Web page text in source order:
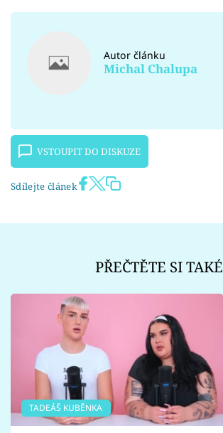
Autor článku
Michal Chalupa
VSTOUPIT DO DISKUZE
Sdílejte článek
PŘEČTĚTE SI TAKÉ
TADEÁŠ KUBĚNKA